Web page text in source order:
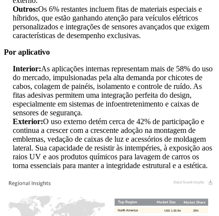
Outros:Os 6% restantes incluem fitas de materiais especiais e
híbridos, que estão ganhando atenção para veículos elétricos
personalizados e integrações de sensores avançados que exigem
características de desempenho exclusivas.
Por aplicativo
Interior:As aplicações internas representam mais de 58% do uso
do mercado, impulsionadas pela alta demanda por chicotes de
cabos, colagem de painéis, isolamento e controle de ruído. As
fitas adesivas permitem uma integração perfeita do design,
especialmente em sistemas de infoentretenimento e caixas de
sensores de segurança.
Exterior:O uso externo detém cerca de 42% de participação e
continua a crescer com a crescente adoção na montagem de
emblemas, vedação de caixas de luz e acessórios de moldagem
lateral. Sua capacidade de resistir às intempéries, à exposição aos
raios UV e aos produtos químicos para lavagem de carros os
torna essenciais para manter a integridade estrutural e a estética.
25%
USD 1.65 Bn